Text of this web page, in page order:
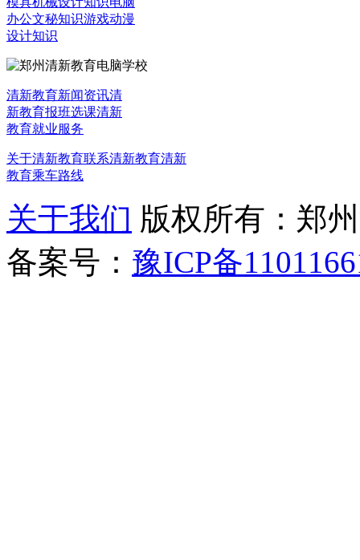
办公文秘知识游戏动漫
设计知识
清新教育新闻资讯清
新教育报班选课清新
教育就业服务
关于清新教育联系清新教育清新
教育乘车路线
关于我们 版权所有：郑
备案号： 豫ICP备